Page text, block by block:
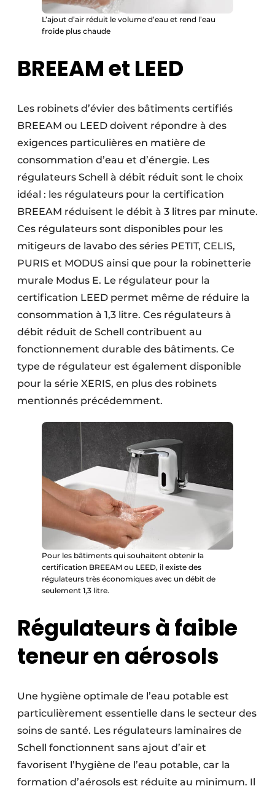
L’ajout d’air réduit le volume d’eau et rend l’eau
froide plus chaude
BREEAM et LEED
Les robinets d’évier des bâtiments certifiés
BREEAM ou LEED doivent répondre à des
exigences particulières en matière de
consommation d’eau et d’énergie. Les
régulateurs Schell à débit réduit sont le choix
idéal : les régulateurs pour la certification
BREEAM réduisent le débit à 3 litres par minute.
Ces régulateurs sont disponibles pour les
mitigeurs de lavabo des séries PETIT, CELIS,
PURIS et MODUS ainsi que pour la robinetterie
murale Modus E. Le régulateur pour la
certification LEED permet même de réduire la
consommation à 1,3 litre. Ces régulateurs à
débit réduit de Schell contribuent au
fonctionnement durable des bâtiments. Ce
type de régulateur est également disponible
pour la série XERIS, en plus des robinets
mentionnés précédemment.
Pour les bâtiments qui souhaitent obtenir la
certification BREEAM ou LEED, il existe des
régulateurs très économiques avec un débit de
seulement 1,3 litre.
Régulateurs à faible
teneur en aérosols
Une hygiène optimale de l’eau potable est
particulièrement essentielle dans le secteur des
soins de santé. Les régulateurs laminaires de
Schell fonctionnent sans ajout d’air et
favorisent l’hygiène de l’eau potable, car la
formation d’aérosols est réduite au minimum. Il